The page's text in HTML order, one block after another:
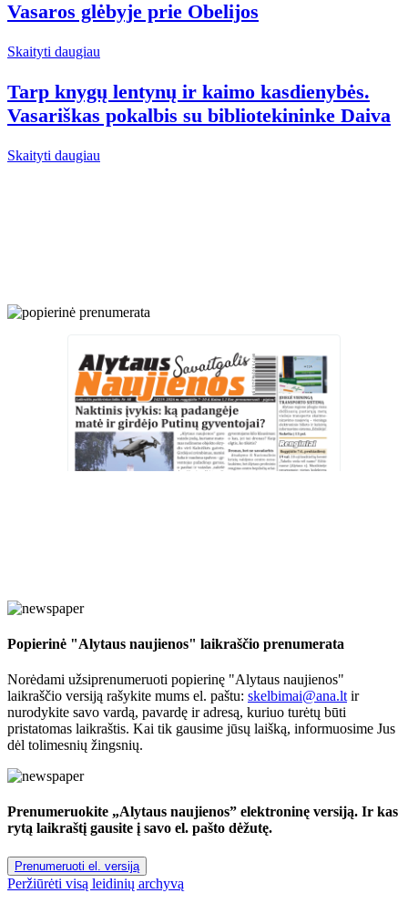
Vasaros glėbyje prie Obelijos
Skaityti daugiau
Tarp knygų lentynų ir kaimo kasdienybės.
Vasariškas pokalbis su bibliotekininke Daiva
Skaityti daugiau
Popierinė "Alytaus naujienos" laikraščio prenumerata
Norėdami užsiprenumeruoti popierinę "Alytaus naujienos"
laikraščio versiją rašykite mums el. paštu: skelbimai@ana.lt ir
nurodykite savo vardą, pavardę ir adresą, kuriuo turėtų būti
pristatomas laikraštis. Kai tik gausime jūsų laišką, informuosime Jus
dėl tolimesnių žingsnių.
Prenumeruokite „Alytaus naujienos” elektroninę versiją. Ir kas
rytą laikraštį gausite į savo el. pašto dėžutę.
Prenumeruoti el. versiją
Peržiūrėti visą leidinių archyvą